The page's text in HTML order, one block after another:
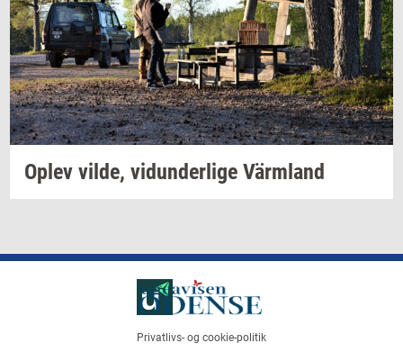
Oplev vilde, vi­dun­der­li­ge Värmland
Privatlivs- og cookie-politik